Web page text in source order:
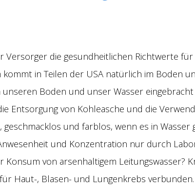
Versorger die gesundheitlichen Richtwerte für
in Teilen der USA natürlich im Boden
Boden und unser Wasser
Entsorgung von Kohleasche und die
und farblos, wenn es in Wasser
und Konzentration nur durch
Konsum von arsenhaltigem Leitungswasser?
Haut-, Blasen- und Lungenkrebs verbunden.